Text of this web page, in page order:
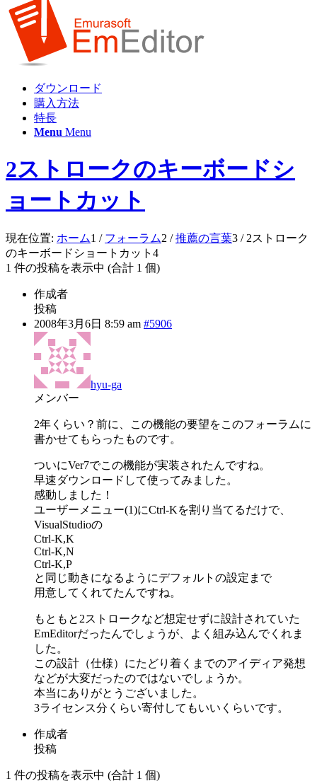
ダウンロード
購入方法
特長
Menu Menu
2ストロークのキーボードシ
ョートカット
現在位置: ホーム1 / フォーラム2 / 推薦の言葉3 / 2ストローク
のキーボードショートカット 4
1 件の投稿を表示中 (合計 1 個)
作成者
投稿
2008年3月6日 8:59 am #5906
hyu-ga
メンバー
2年くらい？前に、この機能の要望をこのフォーラムに
書かせてもらったものです。
ついにVer7でこの機能が実装されたんですね。
早速ダウンロードして使ってみました。
感動しました！
ユーザーメニュー(1)にCtrl-Kを割り当てるだけで、
VisualStudioの
Ctrl-K,K
Ctrl-K,N
Ctrl-K,P
と同じ動きになるようにデフォルトの設定まで
用意してくれてたんですね。
もともと2ストロークなど想定せずに設計されていた
EmEditorだったんでしょうが、よく組み込んでくれま
した。
この設計（仕様）にたどり着くまでのアイディア発想
などが大変だったのではないでしょうか。
本当にありがとうございました。
3ライセンス分くらい寄付してもいいくらいです。
作成者
投稿
1 件の投稿を表示中 (合計 1 個)